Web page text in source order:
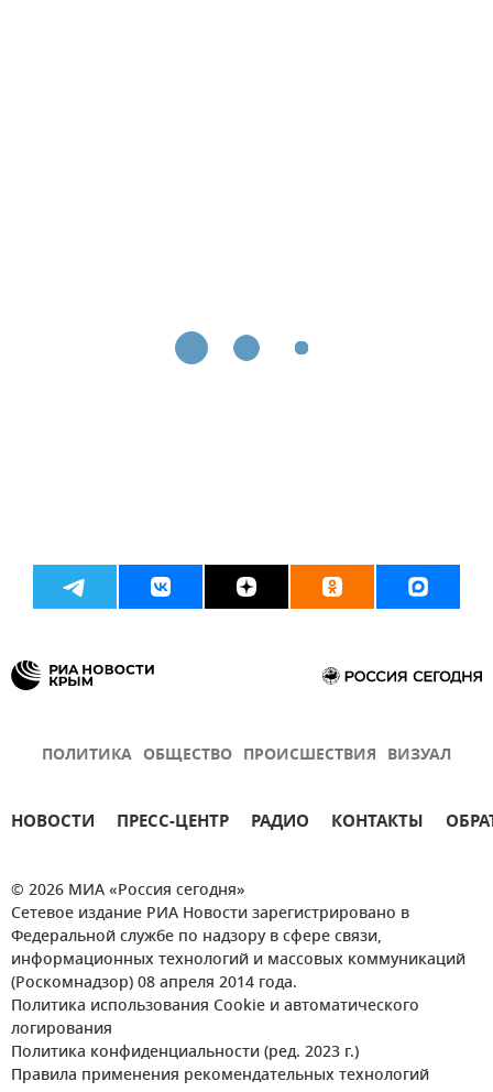
ПОЛИТИКА ОБЩЕСТВО ПРОИСШЕСТВИЯ ВИЗУАЛ
НОВОСТИ ПРЕСС-ЦЕНТР РАДИО КОНТАКТЫ
© 2026 МИА «Россия сегодня»
Сетевое издание РИА Новости зарегистрировано в
Федеральной службе по надзору в сфере связи,
информационных технологий и массовых коммуникаций
(Роскомнадзор) 08 апреля 2014 года.
Политика использования Cookie и автоматического
логирования
Политика конфиденциальности (ред. 2023 г.)
Правила применения рекомендательных технологий